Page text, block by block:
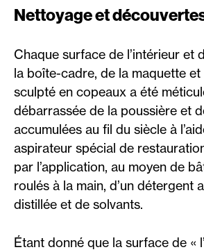
Nettoyage et
Chaque surface de l’intérieur et
la boîte-cadre, de la maquette et
sculpté en copeaux a été
débarrassée de la poussière et
accumulées au fil du siècle à
aspirateur spécial de
par l’application, au moyen de
roulés à la main, d’un détergent
distillée et de solvants.
Étant donné que la surface de «